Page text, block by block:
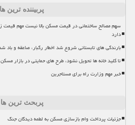
پربیننده ترین ها
سهم مصالح ساختمانی در قیمت مسکن بالا نیست مهم
دارد
بارندگی های تابستانی شروع شد اخطار رگبار، صاعقه و باد شدید
تا کلید خانه ها تحویل نشود، طرح های حمایتی در بازار
خبر مهم وزارت راه برای مستاجرین
پربحث ترین ها
جزئیات پرداخت وام بازسازی مسکن به لطمه دیدگان جنگ